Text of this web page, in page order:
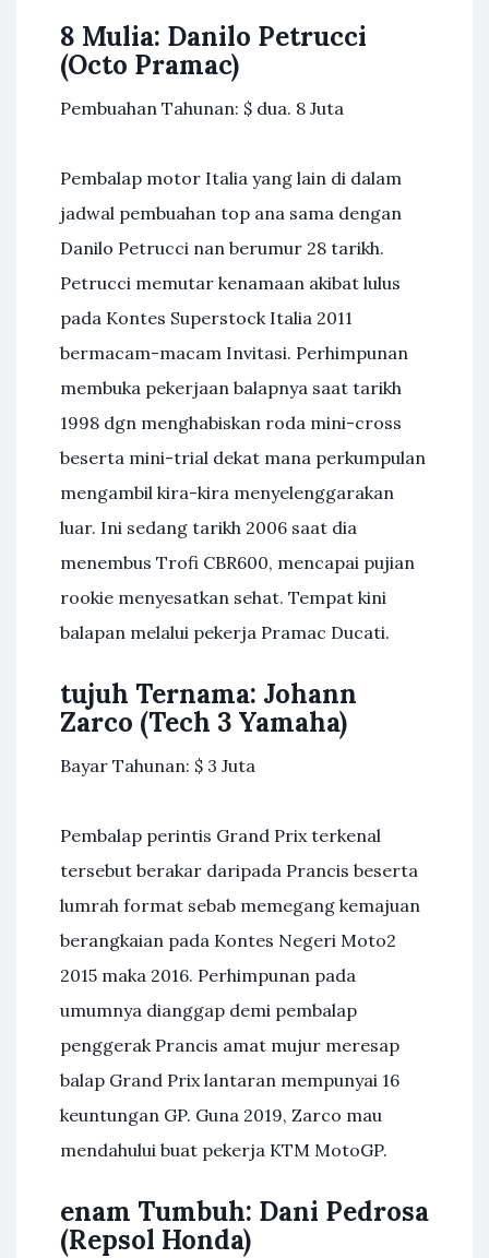
8 Mulia: Danilo Petrucci
(Octo Pramac)
Pembuahan Tahunan: $ dua. 8 Juta
Pembalap motor Italia yang lain di dalam
jadwal pembuahan top ana sama dengan
Danilo Petrucci nan berumur 28 tarikh.
Petrucci memutar kenamaan akibat lulus
pada Kontes Superstock Italia 2011
bermacam-macam Invitasi. Perhimpunan
membuka pekerjaan balapnya saat tarikh
1998 dgn menghabiskan roda mini-cross
beserta mini-trial dekat mana perkumpulan
mengambil kira-kira menyelenggarakan
luar. Ini sedang tarikh 2006 saat dia
menembus Trofi CBR600, mencapai pujian
rookie menyesatkan sehat. Tempat kini
balapan melalui pekerja Pramac Ducati.
tujuh Ternama: Johann
Zarco (Tech 3 Yamaha)
Bayar Tahunan: $ 3 Juta
Pembalap perintis Grand Prix terkenal
tersebut berakar daripada Prancis beserta
lumrah format sebab memegang kemajuan
berangkaian pada Kontes Negeri Moto2
2015 maka 2016. Perhimpunan pada
umumnya dianggap demi pembalap
penggerak Prancis amat mujur meresap
balap Grand Prix lantaran mempunyai 16
keuntungan GP. Guna 2019, Zarco mau
mendahului buat pekerja KTM MotoGP.
enam Tumbuh: Dani Pedrosa
(Repsol Honda)